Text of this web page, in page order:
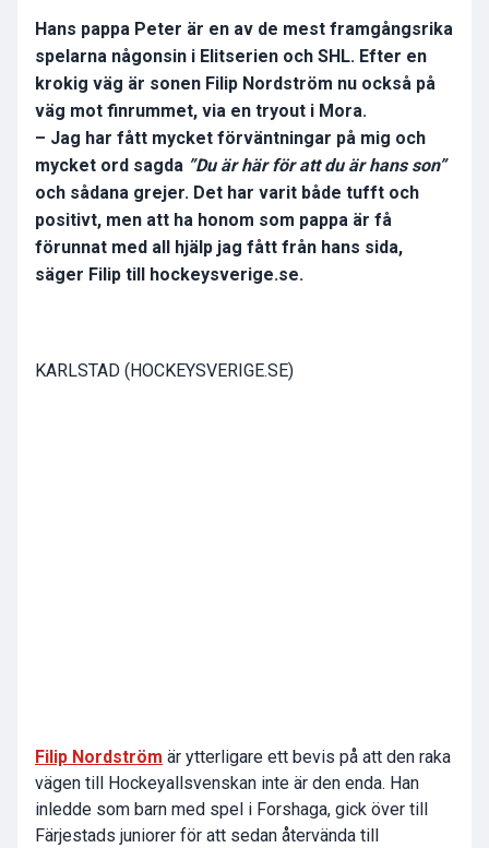
Hans pappa Peter är en av de mest framgångsrika
spelarna någonsin i Elitserien och SHL. Efter en
krokig väg är sonen Filip Nordström nu också på
väg mot finrummet, via en tryout i Mora.
– Jag har fått mycket förväntningar på mig och
mycket ord sagda ”Du är här för att du är hans son”
och sådana grejer. Det har varit både tufft och
positivt, men att ha honom som pappa är få
förunnat med all hjälp jag fått från hans sida,
säger Filip till hockeysverige.se.
KARLSTAD (HOCKEYSVERIGE.SE)
Filip Nordström är ytterligare ett bevis på att den raka
vägen till Hockeyallsvenskan inte är den enda. Han
inledde som barn med spel i Forshaga, gick över till
Färjestads juniorer för att sedan återvända till